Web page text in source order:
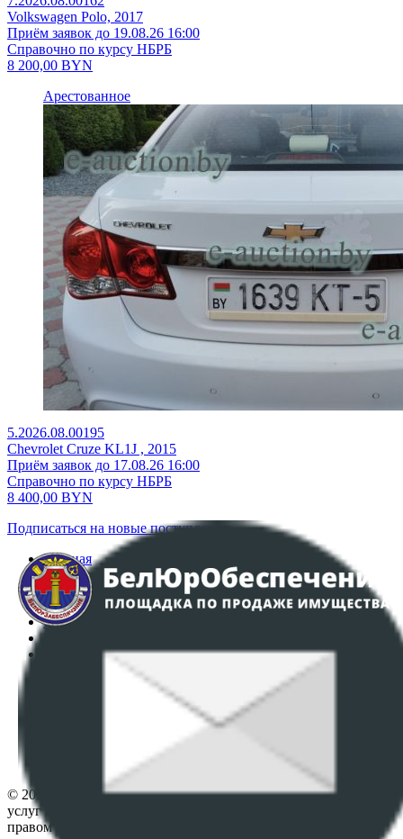
Volkswagen Polo, 2017
Приём заявок до 19.08.26 16:00
Справочно по курсу НБРБ
8 200,00 BYN
Арестованное
5.2026.08.00195
Chevrolet Cruze KL1J , 2015
Приём заявок до 17.08.26 16:00
Справочно по курсу НБРБ
8 400,00 BYN
Подписаться на новые поступления
Главная
Аукционы
Интернет-магазин
Регламент организации и проведения торгов
Политика в отношении обработки персональных
ПОЛОЖЕНИЕ О ПОЛИТИКЕ ОБРАБОТКИ COOKIE-
Настройки cookie-файлов
© 2026 Республиканское унитарное предприятие по оказанию
услуг "БелЮрОбеспечение" - Все права защищены авторским
правом